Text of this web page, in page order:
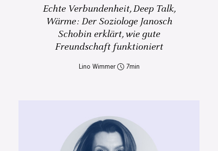
Echte Verbundenheit, Deep Talk,
Wärme: Der Soziologe Janosch
Schobin erklärt, wie gute
Freundschaft funktioniert
Lino Wimmer 7